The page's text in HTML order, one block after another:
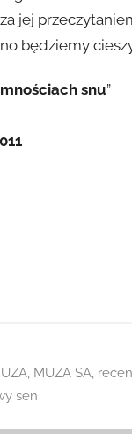
jej
będziemy
snu”
, MUZA SA,
sen